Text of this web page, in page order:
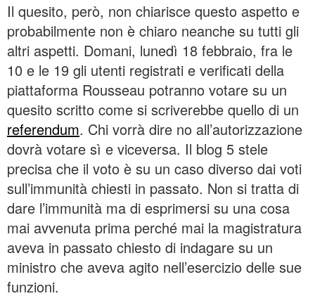
Il quesito, però, non chiarisce questo aspetto e
probabilmente non è chiaro neanche su tutti gli
altri aspetti. Domani, lunedì 18 febbraio, fra le
10 e le 19 gli utenti registrati e verificati della
piattaforma Rousseau potranno votare su un
quesito scritto come si scriverebbe quello di un
referendum. Chi vorrà dire no all’autorizzazione
dovrà votare sì e viceversa. Il blog 5 stele
precisa che il voto è su un caso diverso dai voti
sull’immunità chiesti in passato. Non si tratta di
dare l’immunità ma di esprimersi su una cosa
mai avvenuta prima perché mai la magistratura
aveva in passato chiesto di indagare su un
ministro che aveva agito nell’esercizio delle sue
funzioni.